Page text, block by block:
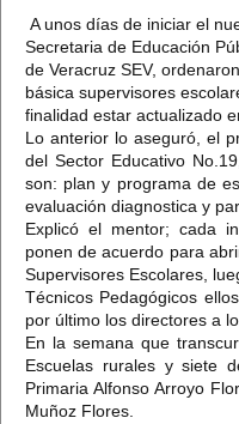
A unos días de iniciar el
Secretaria de Educación
de Veracruz SEV,
básica supervisores
finalidad estar actualizado
Lo anterior lo aseguró, el
del Sector Educativo
son: plan y programa de
evaluación diagnostica y
Explicó el mentor; cada
ponen de acuerdo para
Supervisores Escolares,
Técnicos Pedagógicos
por último los directores a
En la semana que
Escuelas rurales y siete
Primaria Alfonso Arroyo
Muñoz Flores.